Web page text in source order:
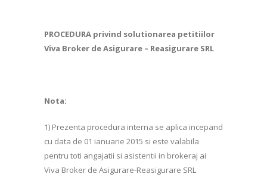
PROCEDURA privind solutionarea petitiilor
Viva Broker de Asigurare – Reasigurare SRL
Nota:
1) Prezenta procedura interna se aplica incepand
cu data de 01 ianuarie 2015 si este valabila
pentru toti angajatii si asistentii in brokeraj ai
Viva Broker de Asigurare-Reasigurare SRL